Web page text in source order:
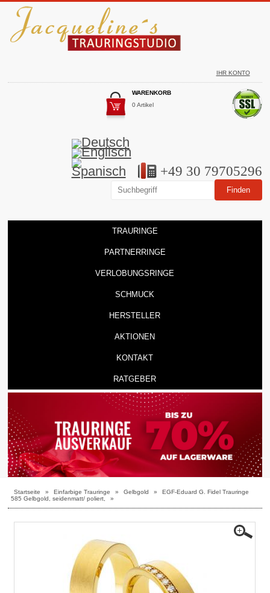
IHR KONTO
WARENKORB
0 Artikel
+49 30 79705296
TRAURINGE
PARTNERRINGE
VERLOBUNGSRINGE
SCHMUCK
HERSTELLER
AKTIONEN
KONTAKT
RATGEBER
Startseite » Einfarbige Trauringe » Gelbgold »
EGF-Eduard G. Fidel Trauringe
585 Gelbgold, seidenmatt/ poliert,
»